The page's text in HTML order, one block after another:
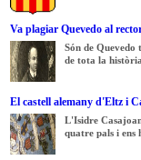
Va plagiar Quevedo al
Són de Quevedo
de tota la
El castell alemany d'Eltz i
L'Isidre
quatre pals i ens